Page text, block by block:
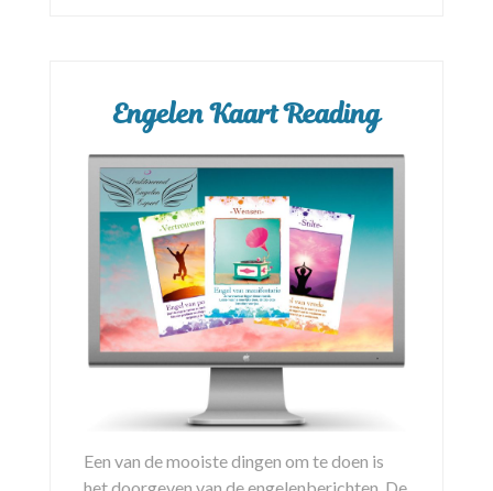
Engelen Kaart Reading
Een van de mooiste dingen om te doen is
het doorgeven van de engelenberichten. De